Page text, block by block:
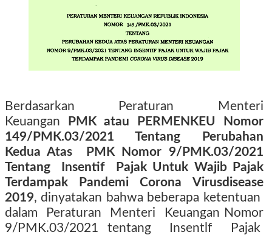
Berdasarkan Peraturan Menteri
Keuangan
PMK atau PERMENKEU Nomor
149/PMK.03/2021 Tentang Perubahan
Kedua Atas
PMK Nomor 9/PMK.03/2021
Tentang
Insentif
Pajak Untuk Wajib Pajak
Terdampak Pandemi Corona Virusdisease
2019, dinyatakan bahwa beberapa ketentuan
dalam
Peraturan Menteri
Keuangan Nomor
9/PMK.03/2021 tentang
Insentlf
Pajak